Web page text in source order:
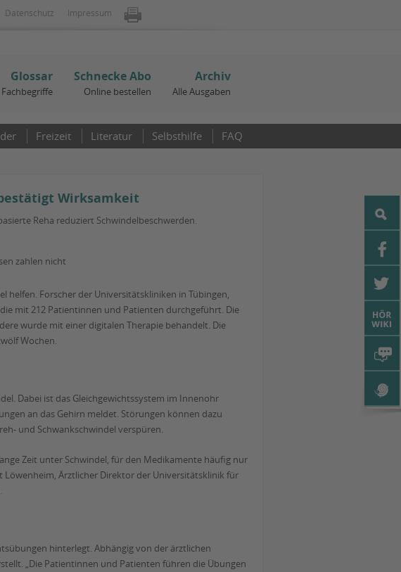
Datenschutz Impressum
Glossar
Fachbegriffe
Schnecke Abo
Online bestellen
Archiv
Alle Ausgaben
Freizeit Literatur Selbsthilfe FAQ
Wirksamkeit
Reha reduziert Schwindelbeschwerden.
zahlen nicht
helfen. Forscher der Universitätskliniken in Tübingen,
mit 212 Patientinnen und Patienten durchgeführt. Die
wurde mit einer digitalen Therapie behandelt. Die
Wochen.
Dabei ist das Gleichgewichtssystem im Innenohr
an das Gehirn meldet. Störungen können dazu
und Schwankschwindel verspüren.
Zeit unter Schwindel, für den Medikamente häufig nur
Löwenheim, Ärztlicher Direktor der Universitätsklinik für
hinterlegt. Abhängig von der ärztlichen
„Die Patientinnen und Patienten führen die Übungen